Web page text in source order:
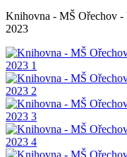
Knihovna - MŠ Ořechov -
2023